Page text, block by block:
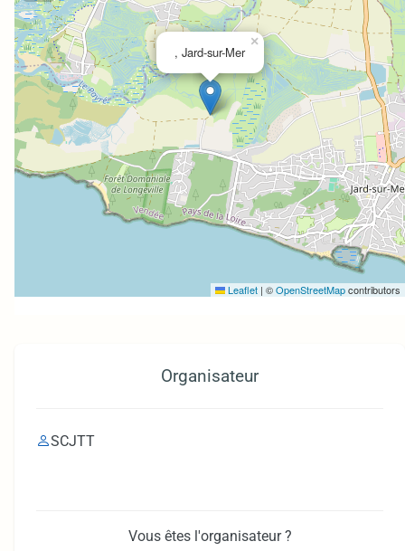
, Jard-sur-Mer
×
Leaflet | ©OpenStreetMapcontributors
Organisateur
SCJTT
Vous êtes l'organisateur ?